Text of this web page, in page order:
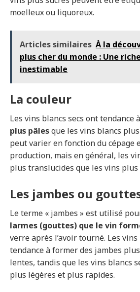
moelleux ou liquoreux.
Articles similaires À la
plus cher du monde : Une
inestimable
La couleur
Les vins blancs secs ont tendance
plus pâlesque les vins blancs
peut varier en fonction du cépage
production, mais en général, les
plus translucides que les vins plus
Les jambes ou
Le terme « jambes » est utilisé
larmes (gouttes) que le vin
verre après l’avoir tourné. Les
tendance à former des jambes
lentes, tandis que les vins blancs
plus légères et plus rapides.